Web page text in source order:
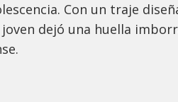
Con un traje
dejó una huella